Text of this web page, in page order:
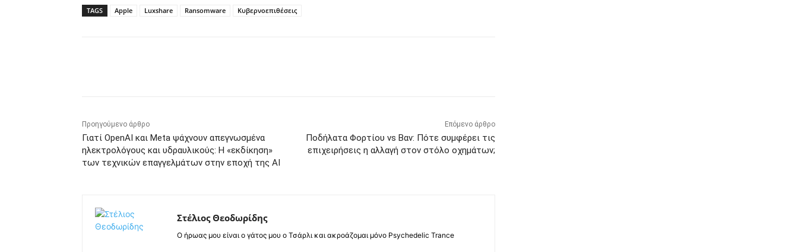
TAGS Apple Luxshare Ransomware Κυβερνοεπιθέσεις
Προηγούμενο άρθρο
Γιατί OpenAI και Meta ψάχνουν απεγνωσμένα
ηλεκτρολόγους και υδραυλικούς: Η «εκδίκηση»
των τεχνικών επαγγελμάτων στην εποχή της AI
Επόμενο άρθρο
Ποδήλατα Φορτίου vs Βαν: Πότε συμφέρει τις
επιχειρήσεις η αλλαγή στον στόλο οχημάτων;
Στέλιος Θεοδωρίδης
Ο ήρωας μου είναι ο γάτος μου ο Τσάρλι και ακροάζομαι μόνο Psychedelic Trance